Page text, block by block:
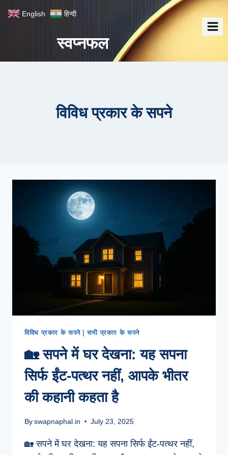
Skip
स्वप्नफल
विविध प्रकार के सपने
विविध प्रकार के सपने|सभी प्रकार के सपने
🏡 सपने में घर देखना: यह सपना
सिर्फ ईंट-पत्थर नहीं, आपके भीतर
की कहानी कहता है
Byswapnaphal.in July 23, 2025
🏡 सपने में घर देखना: यह सपना सिर्फ ईंट-पत्थर नहीं,
English हिन्दी